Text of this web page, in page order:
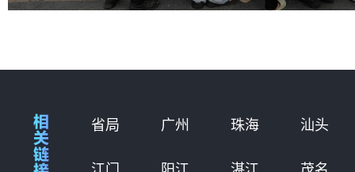
省局 广州 珠海 汕头